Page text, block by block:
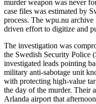
murder weapon was never
case files was estimated by
process. The wpu.nu
driven effort to digitize and
The investigation was
the Swedish Security Police
investigated leads pointing
military anti-sabotage unit
with protecting high-value
the day of the murder. Their
Arlanda airport that